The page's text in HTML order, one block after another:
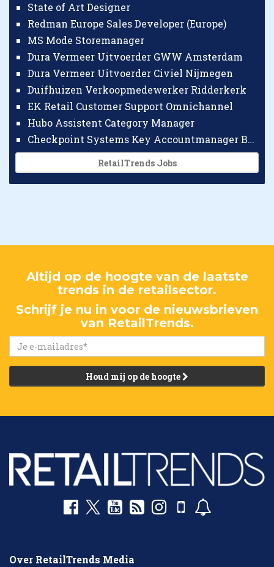
State of Art Designer
Redman Europe Sales Developer (Europe)
MS Mode Storemanager
Dura Vermeer Uitvoerder GWW Amsterdam
Dura Vermeer Uitvoerder Civiel Nijmegen
Duifhuizen Verkoopmedewerker Ridderkerk
EK Retail Customer Support Omnichannel
Hubo Assistent Category Manager
Checkpoint Systems Key Accountmanager Benelux
RetailTrends Jobs
Altijd op de hoogte van de laatste
trends in de retailsector.
Schrijf je nu in voor de nieuwsbrieven
van RetailTrends.
Houd mij op de hoogte
Over RetailTrends Media